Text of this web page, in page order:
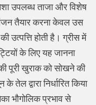
उपलब्ध ताजा और विशेष
तैयार करना केवल उस
होती है। ग्रीस में
के लिए यह जानना
पूरी खुराक को सोखने की
द्वारा निर्धारित किया
भौगोलिक प्रभाव से